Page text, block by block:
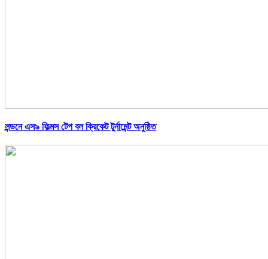
লন্ডনে এস৯ ফিল্মস টেপ বল ক্রিকেট টুর্নামেন্ট অনুষ্ঠিত